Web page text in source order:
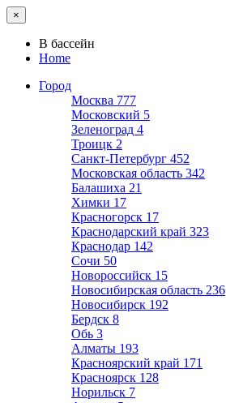
×
В бассейн
Home
Город
Москва 777
Московский 5
Зеленоград 4
Троицк 2
Санкт-Петербург 452
Московская область 342
Балашиха 21
Химки 17
Красногорск 17
Краснодарский край 323
Краснодар 142
Сочи 50
Новороссийск 15
Новосибирская область 236
Новосибирск 192
Бердск 8
Обь 3
Алматы 193
Красноярский край 171
Красноярск 128
Норильск 7